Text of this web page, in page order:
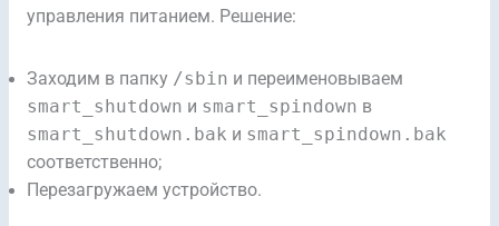
управления питанием. Решение:
Заходим в папку /sbin и переименовываем
smart_shutdown и smart_spindown в
smart_shutdown.bak и smart_spindown.bak
соответственно;
Перезагружаем устройство.